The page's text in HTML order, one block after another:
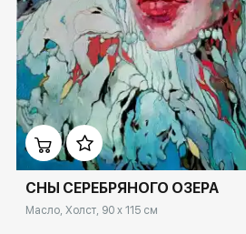
Домен:
СНЫ СЕРЕБРЯНОГО ОЗЕРА
Масло, Холст, 90 x 115 см